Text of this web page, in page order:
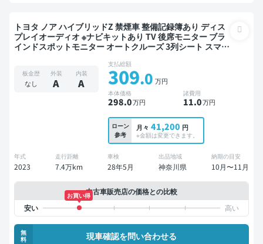
トヨタ ノア ハイブリッドZ 禁煙車 整備記録簿あり ディス
プレイオーディオ ※ナビキットあり TV 後席モニター ブラ
インドスポットモニター オートクルーズ 3列シート スマー
ドライブレコーダー 衝突軽減 両側電動スライドドア 7人乗
板金歴
なし
外装
A
内装
A
支払総額
309.0 万円
本体価格
298.0万円
諸費用
11.0万円
ローン
参考
月々 41,200 円
※金額は変更できます。
年式
2023
走行距離
7.4万km
車検
28年5月
出品地域
神奈川県
納期の目安
10月〜11月
中古車販売店の価格との比較
お買い得
無
料
現車確認を問い合わせる